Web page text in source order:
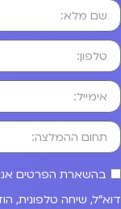
בהשארת הפרטים
שיחה טלפונית,